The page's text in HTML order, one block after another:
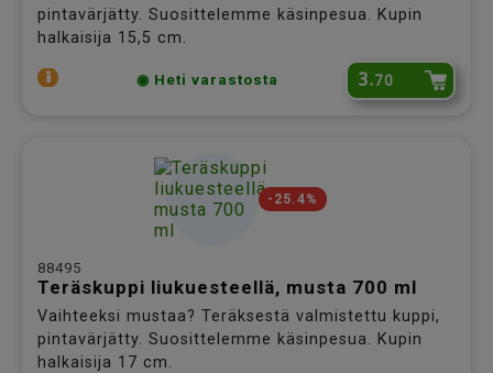
pintavärjätty. Suosittelemme käsinpesua. Kupin
halkaisija 15,5 cm.
◉ Heti varastosta 3.70
-25.4%
88495
Teräskuppi liukuesteellä, musta 700 ml
Vaihteeksi mustaa? Teräksestä valmistettu kuppi,
pintavärjätty. Suosittelemme käsinpesua. Kupin
halkaisija 17 cm.